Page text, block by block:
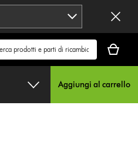
carrello
è
Aggiungi al carrello